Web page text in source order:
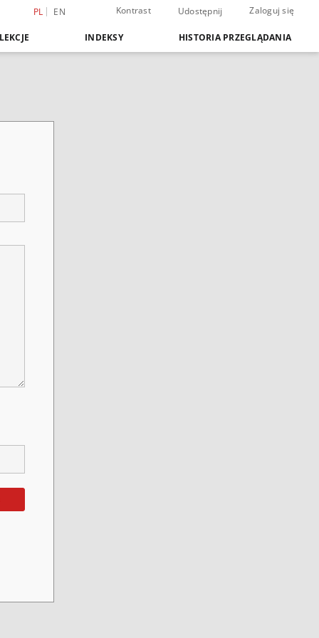
PL EN Kontrast Udostępnij Zaloguj się
INDEKSY HISTORIA PRZEGLĄDANIA